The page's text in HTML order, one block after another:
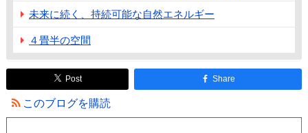
未来に続く、持続可能な自然エネルギー
４畳半の空間
Post Share
このブログを購読